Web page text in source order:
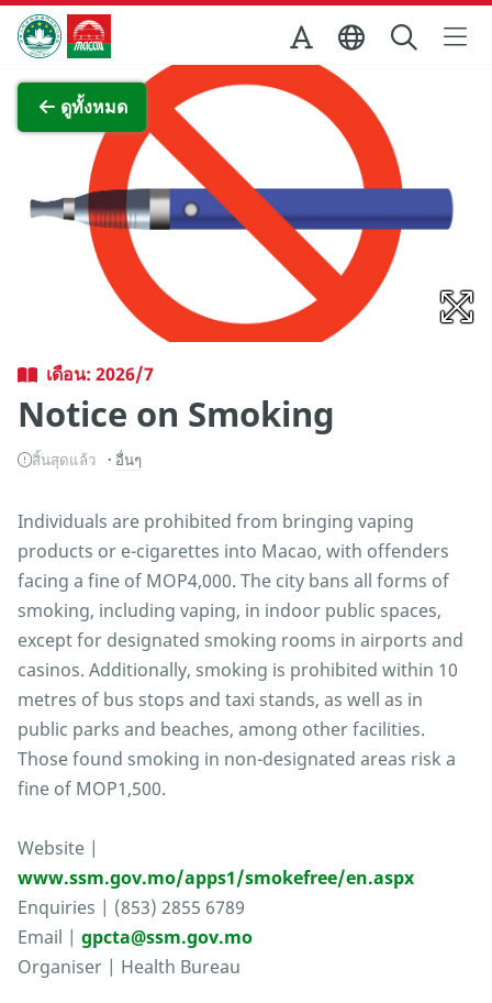
Skip to Main Content
สำนักงานการท่องเที่ยวของรัฐบาลมาเก๊า
ดูทั้งหมด
ภาพขยาย
เดือน: 2026/7
Notice on Smoking
สิ้นสุดแล้ว อื่นๆ
Individuals are prohibited from bringing vaping
products or e-cigarettes into Macao, with offenders
facing a fine of MOP4,000. The city bans all forms of
smoking, including vaping, in indoor public spaces,
except for designated smoking rooms in airports and
casinos. Additionally, smoking is prohibited within 10
metres of bus stops and taxi stands, as well as in
public parks and beaches, among other facilities.
Those found smoking in non-designated areas risk a
fine of MOP1,500.
Website |
www.ssm.gov.mo/apps1/smokefree/en.aspx
Enquiries | (853) 2855 6789
Email | gpcta@ssm.gov.mo
Organiser | Health Bureau